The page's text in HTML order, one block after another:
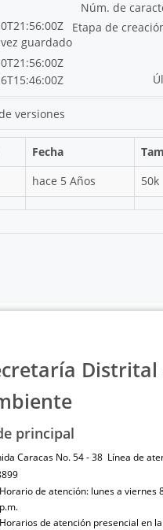
Núm. de
Etapa de
guardado
versiones
Fecha
hace 5 Años 50k
Distrital
principal
Caracas No. 54 - 38 Línea de
Horario de atención: lunes a viernes
p.m.
Horarios de atención presencial en